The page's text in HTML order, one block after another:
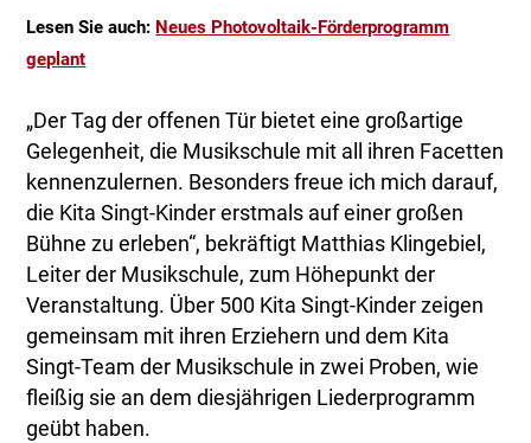
Lesen Sie auch: Neues Photovoltaik-Förderprogramm
geplant
„Der Tag der offenen Tür bietet eine großartige
Gelegenheit, die Musikschule mit all ihren Facetten
kennenzulernen. Besonders freue ich mich darauf,
die Kita Singt-Kinder erstmals auf einer großen
Bühne zu erleben“, bekräftigt Matthias Klingebiel,
Leiter der Musikschule, zum Höhepunkt der
Veranstaltung. Über 500 Kita Singt-Kinder zeigen
gemeinsam mit ihren Erziehern und dem Kita
Singt-Team der Musikschule in zwei Proben, wie
fleißig sie an dem diesjährigen Liederprogramm
geübt haben.